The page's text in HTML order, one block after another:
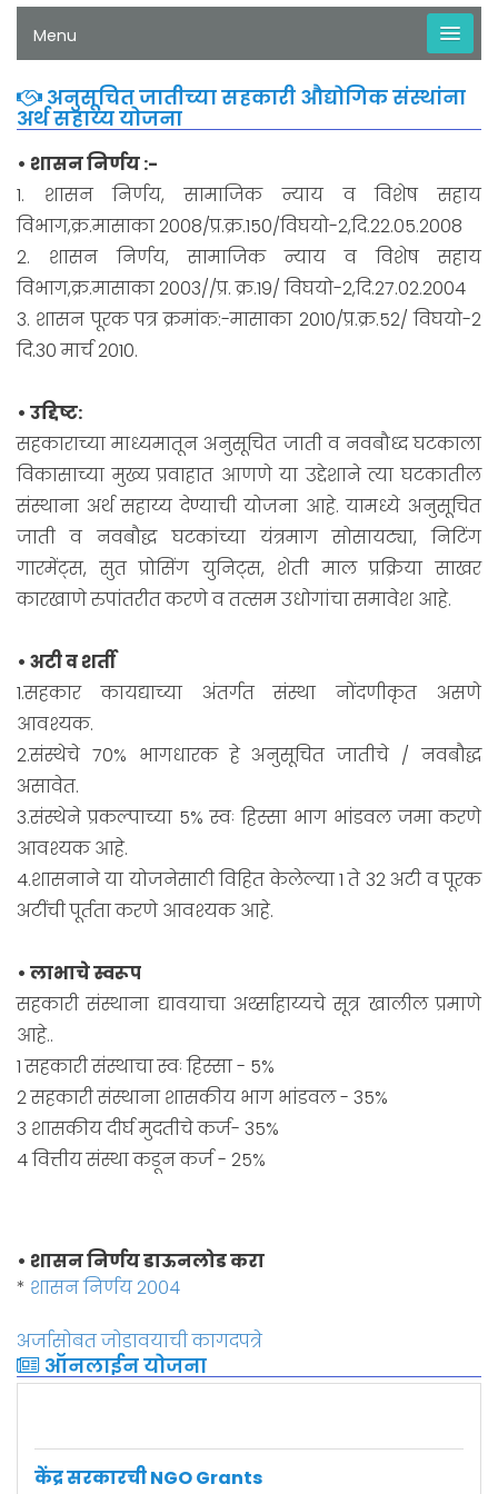
Menu
अनुसूचित जातीच्या सहकारी औद्योगिक संस्थांना
अर्थ सहाय्य योजना
• शासन निर्णय :-
1. शासन निर्णय, सामाजिक न्याय व विशेष सहाय
विभाग,क्र.मासाका 2008/प्र.क्र.150/विघयो-2,दि.22.05.2008
2. शासन निर्णय, सामाजिक न्याय व विशेष सहाय
विभाग,क्र.मासाका 2003//प्र. क्र.19/ विघयो-2,दि.27.02.2004
3. शासन पूरक पत्र क्रमांक:-मासाका 2010/प्र.क्र.52/ विघयो-2
दि.30 मार्च 2010.
• उद्दिष्ट:
सहकाराच्या माध्यमातून अनुसूचित जाती व नवबौध्द घटकाला
विकासाच्या मुख्य प्रवाहात आणणे या उद्देशाने त्या घटकातील
संस्थाना अर्थ सहाय्य देण्याची योजना आहे. यामध्ये अनुसूचित
जाती व नवबौद्ध घटकांच्या यंत्रमाग सोसायट्या, निटिंग
गारमेंट्स, सुत प्रोसिंग युनिट्स, शेती माल प्रक्रिया साखर
कारखाणे रुपांतरीत करणे व तत्सम उधोगांचा समावेश आहे.
• अटी व शर्ती
1.सहकार कायद्याच्या अंतर्गत संस्था नोंदणीकृत असणे
आवश्यक.
2.संस्थेचे 70% भागधारक हे अनुसूचित जातीचे / नवबौद्ध
असावेत.
3.संस्थेने प्रकल्पाच्या 5% स्वः हिस्सा भाग भांडवल जमा करणे
आवश्यक आहे.
4.शासनाने या योजनेसाठी विहित केलेल्या 1 ते 32 अटी व पूरक
अटींची पूर्तता करणे आवश्यक आहे.
• लाभाचे स्वरूप
सहकारी संस्थाना द्यावयाचा अर्थ्साहाय्यचे सूत्र खालील प्रमाणे
आहे..
1 सहकारी संस्थाचा स्वः हिस्सा - 5%
2 सहकारी संस्थाना शासकीय भाग भांडवल - 35%
3 शासकीय दीर्घ मुदतीचे कर्ज- 35%
4 वित्तीय संस्था कडून कर्ज - 25%
• शासन निर्णय डाऊनलोड करा
* शासन निर्णय २००४
अर्जासोबत जोडावयाची कागदपत्रे
ऑनलाईन योजना
भारत सरकार शिष्यवृत्ती
+ अधिक माहिती
+ अधिक माहिती